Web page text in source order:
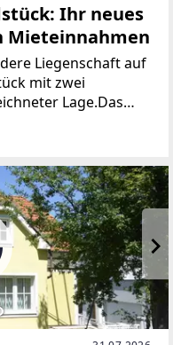
Ihr neues
Mieteinnahmen
Liegenschaft auf
mit zwei
Lage.Das
zweigeschossig
mit